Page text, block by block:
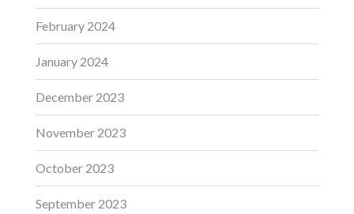
February 2024
January 2024
December 2023
November 2023
October 2023
September 2023